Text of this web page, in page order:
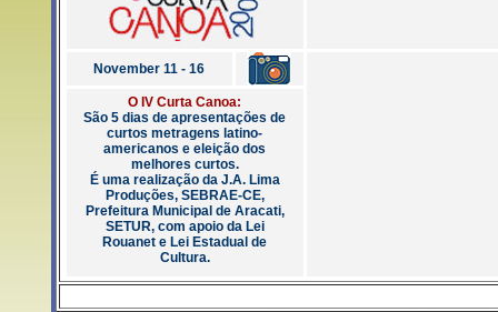
November 11 - 16
O IV Curta Canoa:
São 5 dias de apresentações de
curtos metragens latino-
americanos e eleição dos
melhores curtos.
É uma realização da J.A. Lima
Produções, SEBRAE-CE,
Prefeitura Municipal de Aracati,
SETUR, com apoio da Lei
Rouanet e Lei Estadual de
Cultura.